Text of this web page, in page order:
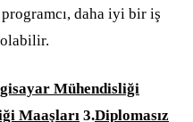
daha iyi bir iş
olabilir.
Mühendisliği
Maaşları 3.Diplomasız